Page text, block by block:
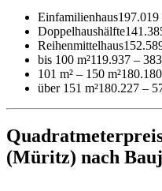
Einfamilienhaus
Doppelhaushälfte
Reihenmittelhaus
bis 100 m²119.937 –
101 m² – 150 m²
über 151 m²180.227 –
(Müritz) nach